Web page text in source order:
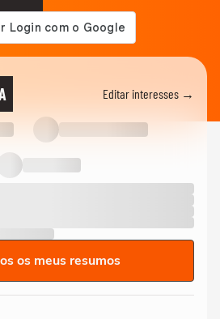
Editar interesses →
os meus resumos